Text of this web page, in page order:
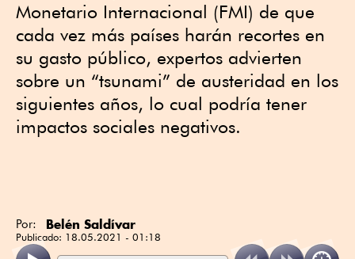
Monetario Internacional (FMI) de que
cada vez más países harán recortes en
su gasto público, expertos advierten
sobre un “tsunami” de austeridad en los
siguientes años, lo cual podría tener
impactos sociales negativos.
Por: Belén Saldívar
Publicado: 18.05.2021 - 01:18